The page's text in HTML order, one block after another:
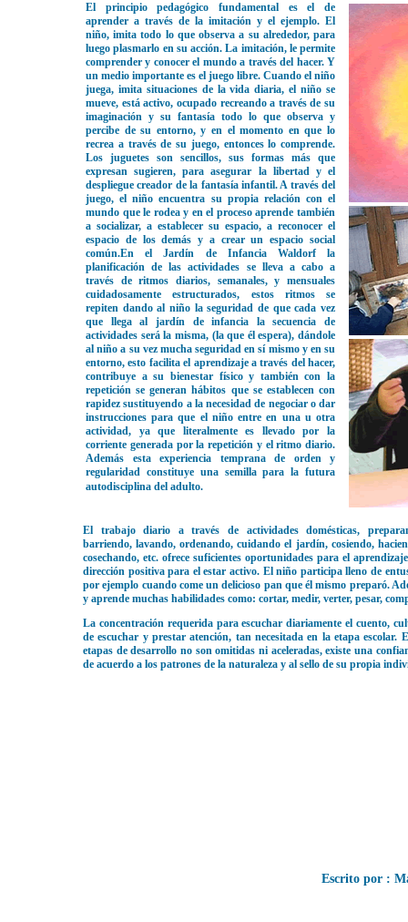
El principio pedagógico fundamental es el de
aprender a través de la imitación y el ejemplo. El
niño, imita todo lo que observa a su alrededor, para
luego plasmarlo en su acción. La imitación, le permite
comprender y conocer el mundo a través del hacer. Y
un medio importante es el juego libre. Cuando el niño
juega, imita situaciones de la vida diaria, el niño se
mueve, está activo, ocupado recreando a través de su
imaginación y su fantasía todo lo que observa y
percibe de su entorno, y en el momento en que lo
recrea a través de su juego, entonces lo comprende.
Los juguetes son sencillos, sus formas más que
expresan sugieren, para asegurar la libertad y el
despliegue creador de la fantasía infantil. A través del
juego, el niño encuentra su propia relación con el
mundo que le rodea y en el proceso aprende también
a socializar, a establecer su espacio, a reconocer el
espacio de los demás y a crear un espacio social
común.En el Jardín de Infancia Waldorf la
planificación de las actividades se lleva a cabo a
través de ritmos diarios, semanales, y mensuales
cuidadosamente estructurados, estos ritmos se
repiten dando al niño la seguridad de que cada vez
que llega al jardín de infancia la secuencia de
actividades será la misma, (la que él espera), dándole
al niño a su vez mucha seguridad en sí mismo y en su
entorno, esto facilita el aprendizaje a través del hacer,
contribuye a su bienestar físico y también con la
repetición se generan hábitos que se establecen con
rapidez sustituyendo a la necesidad de negociar o dar
instrucciones para que el niño entre en una u otra
actividad, ya que literalmente es llevado por la
corriente generada por la repetición y el ritmo diario.
Además esta experiencia temprana de orden y
regularidad constituye una semilla para la futura
autodisciplina del adulto.
El trabajo diario a través de actividades domésticas,
barriendo, lavando, ordenando, cuidando el jardín, cosiendo,
cosechando, etc. ofrece suficientes oportunidades para el
dirección positiva para el estar activo. El niño participa lleno de
por ejemplo cuando come un delicioso pan que él mismo preparó.
y aprende muchas habilidades como: cortar, medir, verter, pesar,
La concentración requerida para escuchar diariamente el cuento,
de escuchar y prestar atención, tan necesitada en la etapa escolar.
etapas de desarrollo no son omitidas ni aceleradas, existe una
de acuerdo a los patrones de la naturaleza y al sello de
Escrito por :